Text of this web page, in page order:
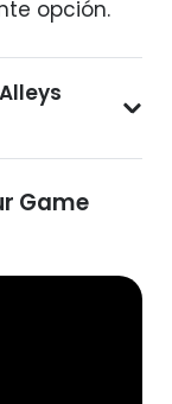
opción.
Game